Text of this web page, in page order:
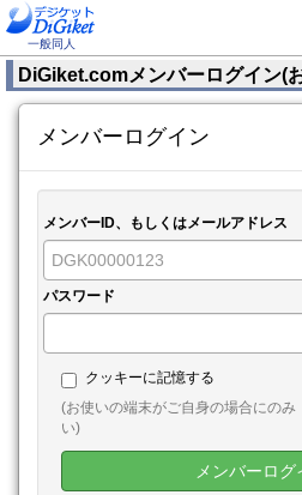
一般同人
DiGiket.comメンバーログイン(
メンバーログイン
メンバーID、もしくはメールアドレス
パスワード
クッキーに記憶する
(お使いの端末がご自身の場合にのみ
い)
メンバーログ